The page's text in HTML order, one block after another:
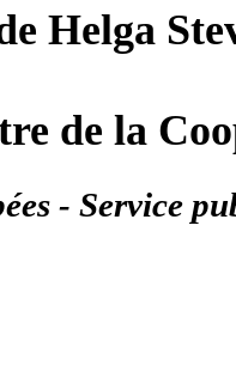
Helga
de la
- Service